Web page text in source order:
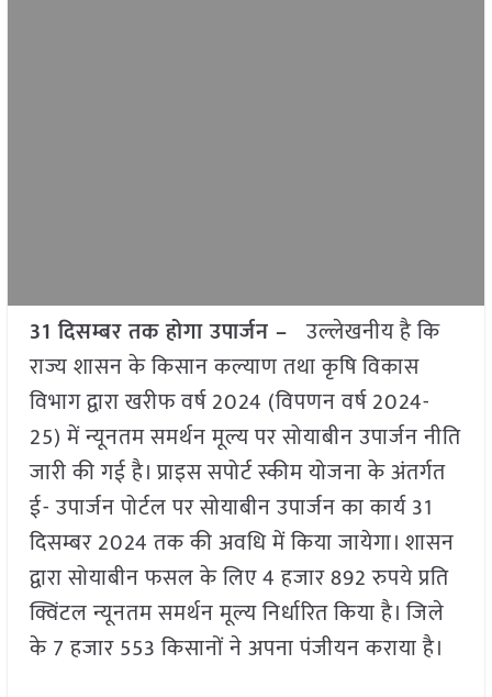
31 दिसम्बर तक होगा उपार्जन – उल्लेखनीय है कि
राज्य शासन के किसान कल्याण तथा कृषि विकास
विभाग द्वारा खरीफ वर्ष 2024 (विपणन वर्ष 2024-
25) में न्यूनतम समर्थन मूल्य पर सोयाबीन उपार्जन नीति
जारी की गई है। प्राइस सपोर्ट स्कीम योजना के अंतर्गत
ई- उपार्जन पोर्टल पर सोयाबीन उपार्जन का कार्य 31
दिसम्बर 2024 तक की अवधि में किया जायेगा। शासन
द्वारा सोयाबीन फसल के लिए 4 हजार 892 रुपये प्रति
क्विंटल न्यूनतम समर्थन मूल्य निर्धारित किया है। जिले
के 7 हजार 553 किसानों ने अपना पंजीयन कराया है।